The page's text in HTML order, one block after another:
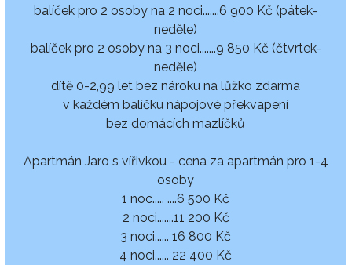
balíček pro 2 osoby na 2 noci.......6 900 Kč (pátek-
neděle)
balíček pro 2 osoby na 3 noci.......9 850 Kč (čtvrtek-
neděle)
dítě 0-2,99 let bez nároku na lůžko zdarma
v každém balíčku nápojové překvapení
bez domácích mazlíčků
Apartmán Jaro s vířivkou - cena za apartmán pro 1-4
osoby
1 noc..... ....6 500 Kč
2 noci.......11 200 Kč
3 noci...... 16 800 Kč
4 noci...... 22 400 Kč